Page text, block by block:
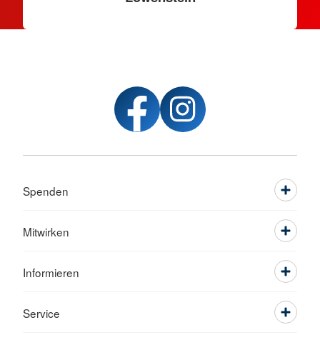
Spenden
Mitwirken
Informieren
Service